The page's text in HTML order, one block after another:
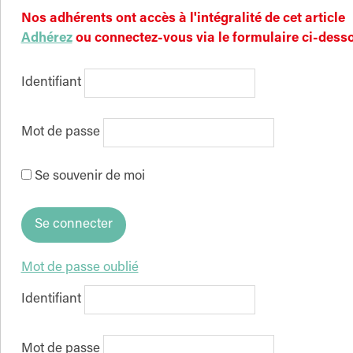
Nos adhérents ont accès à l'intégralité de cet article
Adhérezou connectez-vous via le formulaire ci-
Identifiant
Mot de passe
Se souvenir de moi
Mot de passe oublié
Identifiant
Mot de passe